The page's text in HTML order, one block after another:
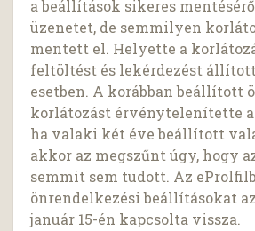
a beállítások sikeres
üzenetet, de semmilyen
mentett el. Helyette a
feltöltést és lekérdezést
esetben. A korábban beállított
korlátozást érvénytelenítette
ha valaki két éve beállított
akkor az megszűnt úgy, hogy
semmit sem tudott. Az
önrendelkezési beállításokat az
január 15-én kapcsolta vissza.